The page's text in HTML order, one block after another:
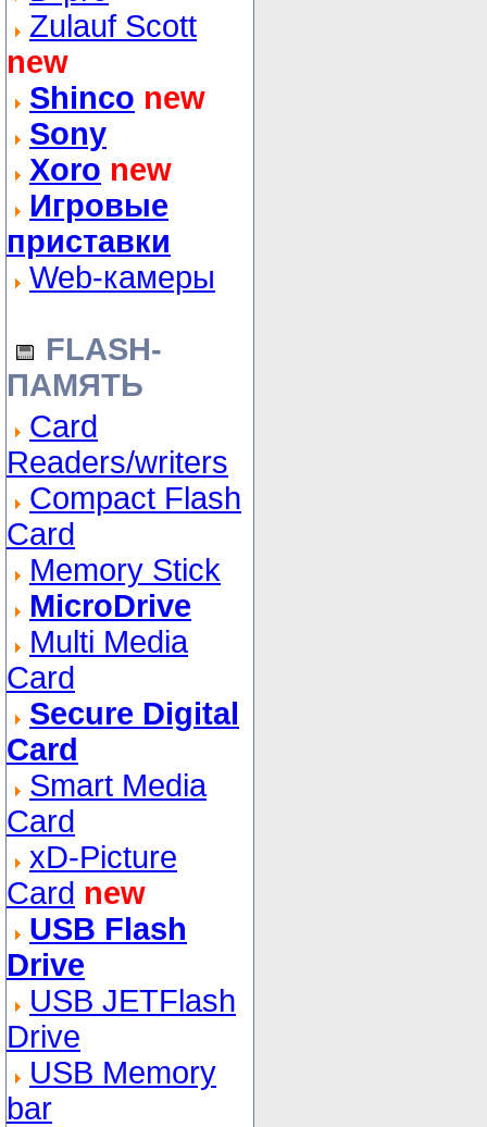
Zulauf Scott
new
Shinco new
Sony
Xoro new
Игровые
приставки
Web-камеры
FLASH-
ПАМЯТЬ
Card
Readers/writers
Compact Flash
Card
Memory Stick
MicroDrive
Multi Media
Card
Secure Digital
Card
Smart Media
Card
xD-Picture
Card new
USB Flash
Drive
USB JETFlash
Drive
USB Memory
bar